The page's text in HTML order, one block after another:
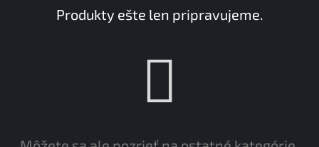
Produkty ešte len pripravujeme.